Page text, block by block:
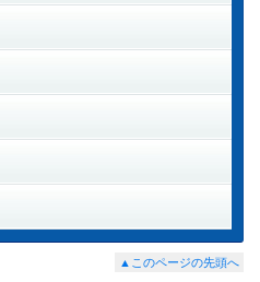
▲このページの先頭へ